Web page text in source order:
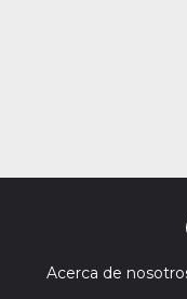
Acerca de